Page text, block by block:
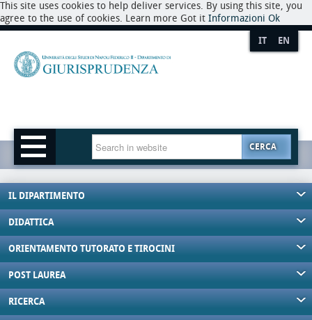
This site uses cookies to help deliver services. By using this site, you
agree to the use of cookies. Learn more Got it Informazioni Ok
IT EN
CERCA
IL DIPARTIMENTO
DIDATTICA
ORIENTAMENTO TUTORATO E TIROCINI
POST LAUREA
RICERCA